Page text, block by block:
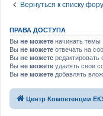
Вернуться к списку
ПРАВА ДОСТУПА
Вы не можете начинать темы
Вы не можете отвечать на
Вы не можете
Вы не можете удалять свои
Вы не можете добавлять
Центр Компетенции